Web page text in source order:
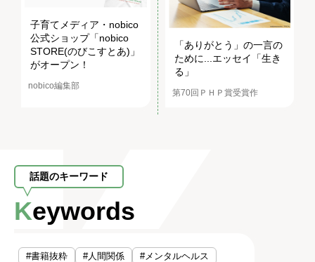
子育てメディア・nobico
公式ショップ「nobico
STORE(のびこすとあ)」
がオープン！
nobico編集部
「ありがとう」の一言の
ために...エッセイ「生き
る」
第70回ＰＨＰ賞受賞作
話題のキーワード
Keywords
#書籍抜粋 #人間関係
#メンタルヘルス